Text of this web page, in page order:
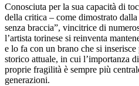
Conosciuta per la sua capacità di
della critica – come dimostrato
senza braccia”, vincitrice di
l’artista torinese si reinventa
e lo fa con un brano che si
storico attuale, in cui l’importanza
proprie fragilità è sempre più
generazioni.